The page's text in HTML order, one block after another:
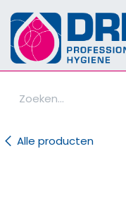
Alle producten